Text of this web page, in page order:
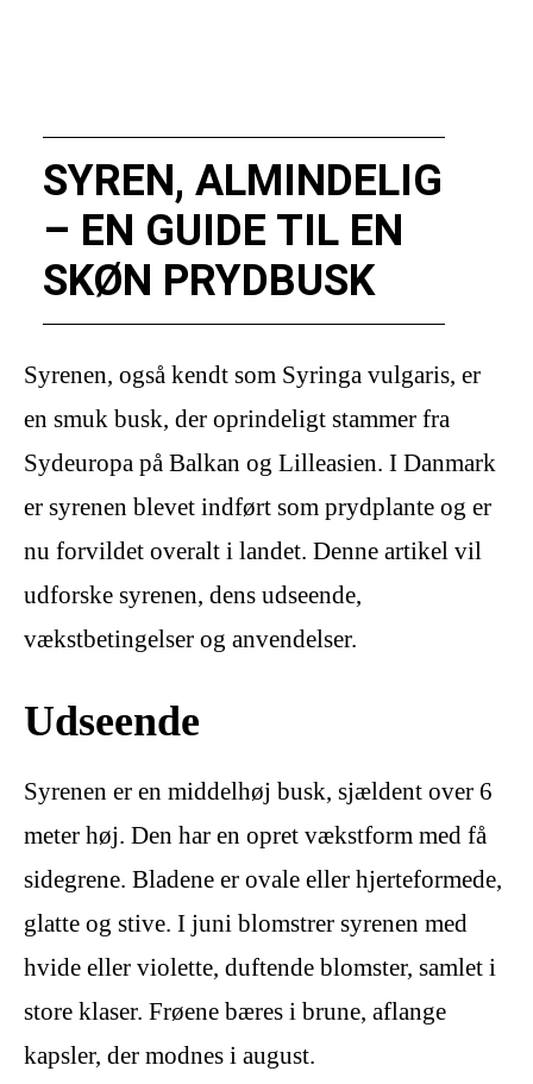
SYREN, ALMINDELIG
– EN GUIDE TIL EN
SKØN PRYDBUSK
Syrenen, også kendt som Syringa vulgaris, er
en smuk busk, der oprindeligt stammer fra
Sydeuropa på Balkan og Lilleasien. I Danmark
er syrenen blevet indført som prydplante og er
nu forvildet overalt i landet. Denne artikel vil
udforske syrenen, dens udseende,
vækstbetingelser og anvendelser.
Udseende
Syrenen er en middelhøj busk, sjældent over 6
meter høj. Den har en opret vækstform med få
sidegrene. Bladene er ovale eller hjerteformede,
glatte og stive. I juni blomstrer syrenen med
hvide eller violette, duftende blomster, samlet i
store klaser. Frøene bæres i brune, aflange
kapsler, der modnes i august.